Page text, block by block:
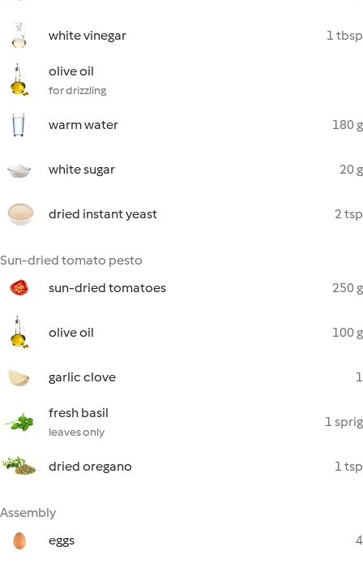
white vinegar 1 tbsp
olive oil
for drizzling
warm water 180 g
white sugar 20 g
dried instant yeast 2 tsp
Sun-dried tomato pesto
sun-dried tomatoes
250 g
olive oil 100 g
garlic clove 1
fresh basil
leaves only
1 sprig
dried oregano 1 tsp
Assembly
eggs
4